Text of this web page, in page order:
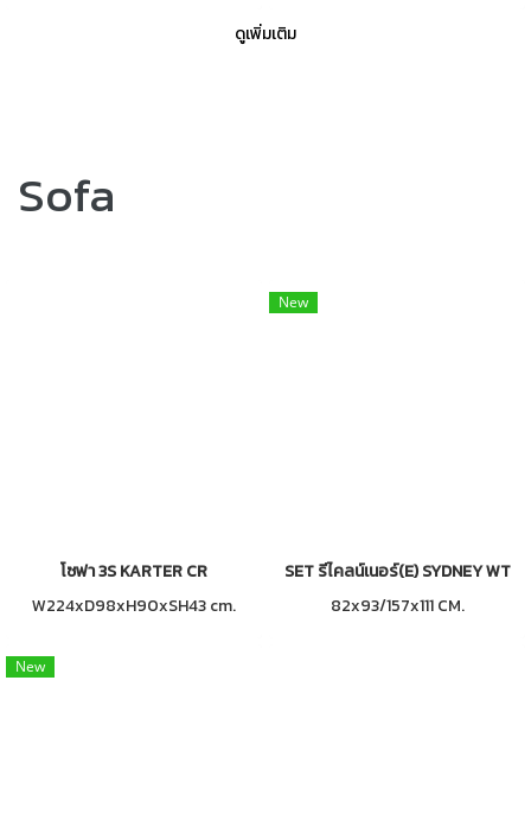
ดูเพิ่มเติม
Sofa
โซฟา 3S KARTER CR
W224xD98xH90xSH43 cm.
New
SET รีไคลน์เนอร์(E) SYDNEY WT
82x93/157x111 CM.
New